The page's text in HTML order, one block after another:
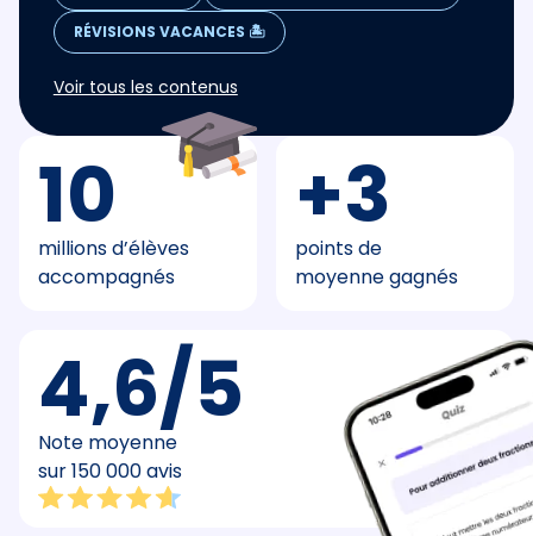
RÉVISIONS VACANCES 🏝️
Voir tous les contenus
10
millions d’élèves
accompagnés
+3
points de
moyenne gagnés
4,6/5
Note moyenne
sur 150 000 avis